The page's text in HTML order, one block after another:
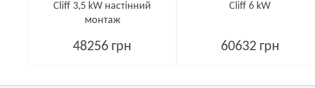
Cliff 3,5 kW настінний
монтаж
48256 грн
Cliff 6 kW
60632 грн